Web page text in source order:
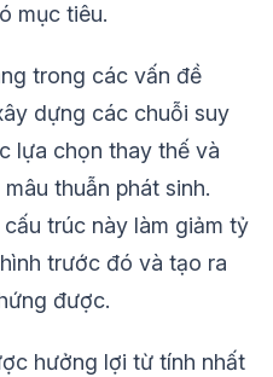
mục tiêu.
trong các vấn đề
dựng các chuỗi suy
lựa chọn thay thế và
thuẫn phát sinh.
trúc này làm giảm tỷ
trước đó và tạo ra
được.
hưởng lợi từ tính nhất